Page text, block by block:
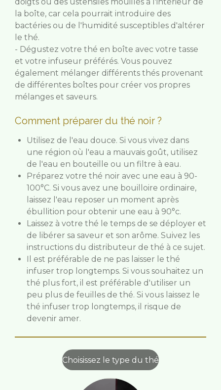
doigts ou des ustensiles mouillés à l'intérieur de
la boîte, car cela pourrait introduire des
bactéries ou de l'humidité susceptibles d'altérer
le thé.
- Dégustez votre thé en boîte avec votre tasse
et votre infuseur préférés. Vous pouvez
également mélanger différents thés provenant
de différentes boîtes pour créer vos propres
mélanges et saveurs.
Comment préparer du thé noir ?
Utilisez de l'eau douce. Si vous vivez dans
une région où l'eau a mauvais goût, utilisez
de l'eau en bouteille ou un filtre à eau.
Préparez votre thé noir avec une eau à 90-
100°C. Si vous avez une bouilloire ordinaire,
laissez l'eau reposer un moment après
ébullition pour obtenir une eau à 90°c.
Laissez à votre thé le temps de se déployer et
de libérer sa saveur et son arôme. Suivez les
instructions du distributeur de thé à ce sujet.
Il est préférable de ne pas laisser le thé
infuser trop longtemps. Si vous souhaitez un
thé plus fort, il est préférable d'utiliser un
peu plus de feuilles de thé. Si vous laissez le
thé infuser trop longtemps, il risque de
devenir amer.
Choisissez le type du thé